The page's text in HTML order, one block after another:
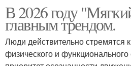
В 2026 году
главным трендом.
Люди действительно стремятся
физического и функционального